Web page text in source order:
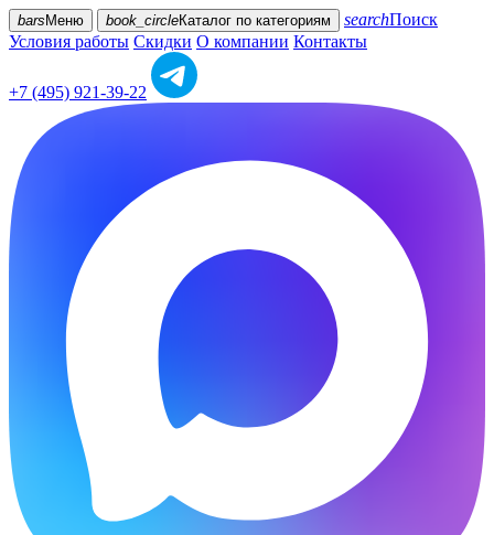
bars Меню book_circleКаталог по категориям searchПоиск
Условия работы Скидки О компании Контакты
+7 (495) 921-39-22